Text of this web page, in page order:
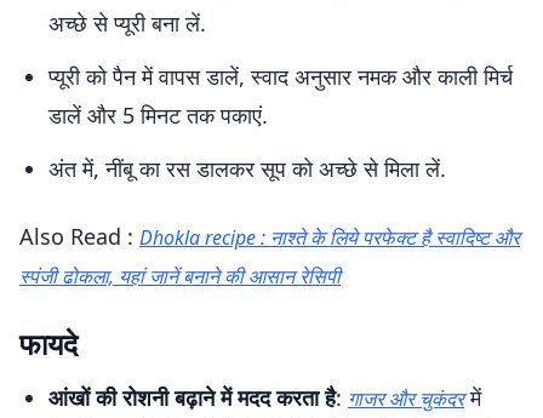
अच्छे से प्यूरी बना लें.
प्यूरी को पैन में वापस डालें, स्वाद अनुसार नमक और काली मिर्च
डालें और 5 मिनट तक पकाएं.
अंत में, नींबू का रस डालकर सूप को अच्छे से मिला लें.
Also Read : Dhokla recipe : नाश्ते के लिये परफेक्ट है स्वादिष्ट और
स्पंजी ढोकला, यहां जानें बनाने की आसान रेसिपी
फायदे
आंखों की रोशनी बढ़ाने में मदद करता है: गाजर और चुकंदरमें